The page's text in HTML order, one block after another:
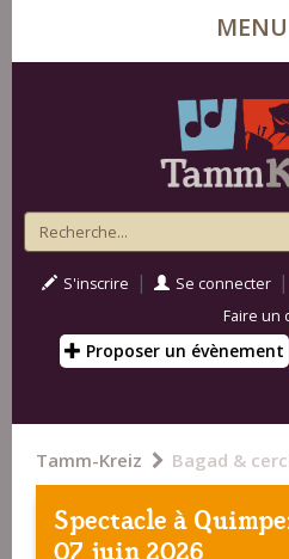
MENU
S'inscrire | Se connecter |
Faire un
Proposer un évènement
Tamm-Kreiz Bagad &
Spectacle à
07 juin 2026